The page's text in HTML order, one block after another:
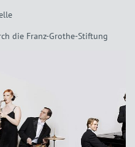
die Franz-Grothe-Stiftung